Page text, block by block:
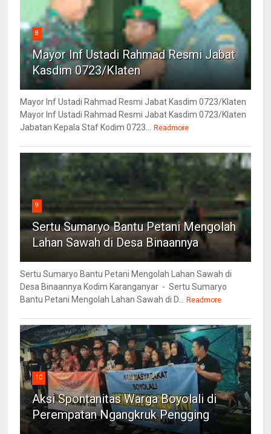
8
Mayor Inf Ustadi Rahmad Resmi Jabat
Kasdim 0723/Klaten
Mayor Inf Ustadi Rahmad Resmi Jabat Kasdim 0723/Klaten
Mayor Inf Ustadi Rahmad Resmi Jabat Kasdim 0723/Klaten
Jabatan Kepala Staf Kodim 0723...
Readmore
9
Sertu Sumaryo Bantu Petani Mengolah
Lahan Sawah di Desa Binaannya
Sertu Sumaryo Bantu Petani Mengolah Lahan Sawah di
Desa Binaannya Kodim Karanganyar - Sertu Sumaryo
Bantu Petani Mengolah Lahan Sawah di D...
Readmore
10
Aksi Spontanitas Warga Boyolali di
Perempatan Ngangkruk Pengging